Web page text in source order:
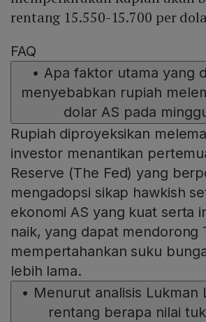
rentang 15.550-15.700 per
FAQ
• Apa faktor utama yang
menyebabkan rupiah
dolar AS pada
Rupiah diproyeksikan
investor menantikan
Reserve (The Fed) yang
mengadopsi sikap hawkish
ekonomi AS yang kuat serta
naik, yang dapat mendorong
mempertahankan suku
lebih lama.
• Menurut analisis Lukman
rentang berapa nilai